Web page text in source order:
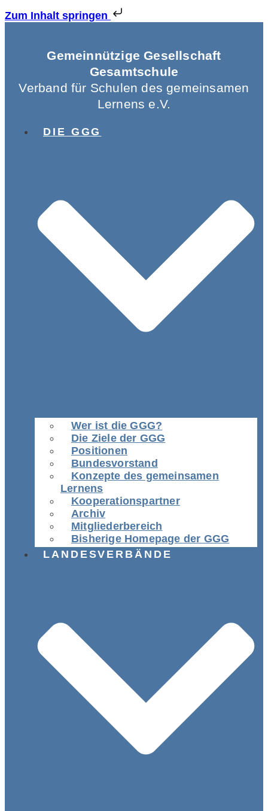
Zum Inhalt springen
Gemeinnützige Gesellschaft
Gesamtschule
Verband für Schulen des gemeinsamen
Lernens e.V.
DIE GGG
Wer ist die GGG?
Die Ziele der GGG
Positionen
Bundesvorstand
Konzepte des gemeinsamen
Lernens
Kooperationspartner
Archiv
Mitgliederbereich
Bisherige Homepage der GGG
LANDESVERBÄNDE